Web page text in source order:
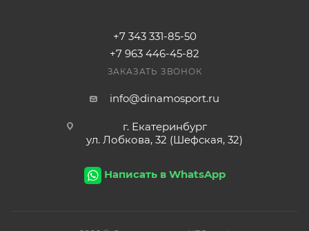
+7 343 331-85-50
+7 963 446-45-82
ЗАКАЗАТЬ ЗВОНОК
info@dinamosport.ru
г. Екатеринбург
ул. Лобкова, 32 (Шефская, 32)
Написать в WhatsApp